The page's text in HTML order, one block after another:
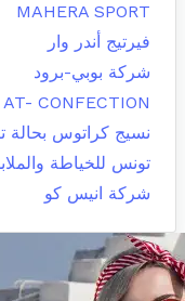
MAHERA SPORT
فيرتيج أندر وار
شركة بوبي-برود
CONFECTION
نسيج كراتوس بحالة
تونس للخياطة
شركة انيس كو